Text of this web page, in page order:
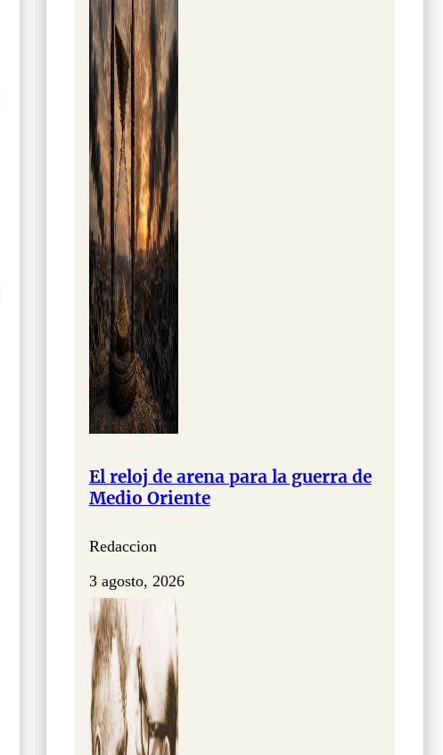
El reloj de arena para la guerra de
Medio Oriente
Redaccion
3 agosto, 2026